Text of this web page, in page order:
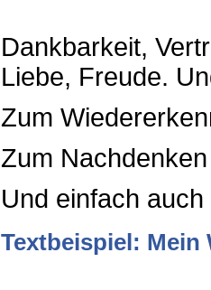
Dankbarkeit,
Liebe, Freude.
Zum
Zum Nachdenken
Und einfach
Textbeispiel: Mein